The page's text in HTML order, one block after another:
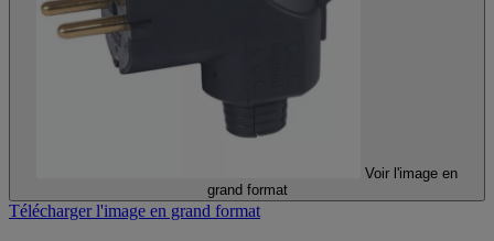
Voir l'image en
grand format
Télécharger l'image en grand format